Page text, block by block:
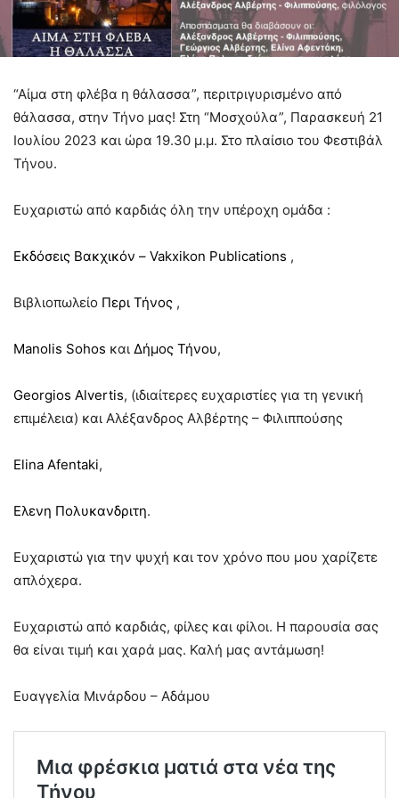
“Αίμα στη φλέβα η θάλασσα”, περιτριγυρισμένο από
θάλασσα, στην Τήνο μας! Στη “Μοσχούλα”, Παρασκευή 21
Ιουλίου 2023 και ώρα 19.30 μ.μ. Στο πλαίσιο του Φεστιβάλ
Τήνου.
Ευχαριστώ από καρδιάς όλη την υπέροχη ομάδα :
Εκδόσεις Βακχικόν – Vakxikon Publications ,
Βιβλιοπωλείο Περι Τήνος ,
Manolis Sohos και Δήμος Τήνου,
Georgios Alvertis, (ιδιαίτερες ευχαριστίες για τη γενική
επιμέλεια) και Αλέξανδρος Αλβέρτης – Φιλιππούσης
Elina Afentaki,
Ελενη Πολυκανδριτη.
Ευχαριστώ για την ψυχή και τον χρόνο που μου χαρίζετε
απλόχερα.
Ευχαριστώ από καρδιάς, φίλες και φίλοι. Η παρουσία σας
θα είναι τιμή και χαρά μας. Καλή μας αντάμωση!
Ευαγγελία Μινάρδου – Αδάμου